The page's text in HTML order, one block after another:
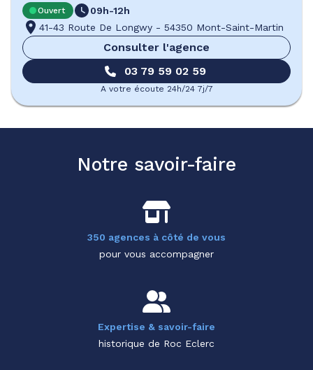
Ouvert
09h-12h
41-43 Route De Longwy - 54350 Mont-Saint-Martin
Consulter l'agence
03 79 59 02 59
A votre écoute 24h/24 7j/7
Notre savoir-faire
350 agences à côté de vous
pour vous accompagner
Expertise & savoir-faire
historique de Roc Eclerc